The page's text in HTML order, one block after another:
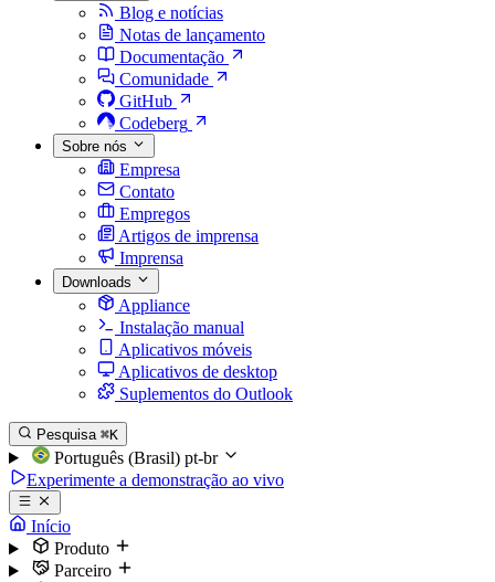
Blog e notícias
Notas de lançamento
Documentação
Comunidade
GitHub
Codeberg
Sobre nós
Empresa
Contato
Empregos
Artigos de imprensa
Imprensa
Downloads
Appliance
Instalação manual
Aplicativos móveis
Aplicativos de desktop
Suplementos do Outlook
Pesquisa ⌘K
Português (Brasil) pt-br
Experimente a demonstração ao vivo
Início
Produto
Parceiro